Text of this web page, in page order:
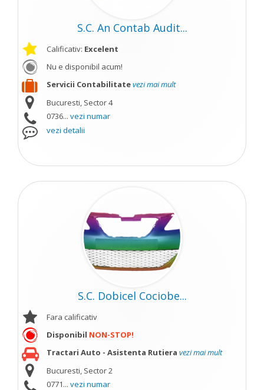
S.C. An Contab Audit...
Calificativ: Excelent
Nu e disponibil acum!
Servicii Contabilitatevezi mai mult
Bucuresti, Sector 4
0736... vezi numar
vezi detalii
S.C. Dobicel Cociobe...
Fara calificativ
Disponibil NON-STOP!
Tractari Auto - Asistenta Rutiera vezi mai mult
Bucuresti, Sector 2
0771... vezi numar